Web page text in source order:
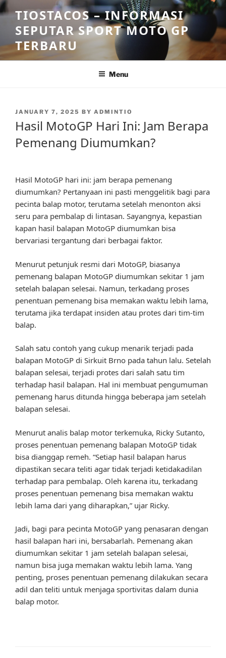
Skip
to
content
TIOSTACOS – INFORMASI
SEPUTAR SPORT MOTO GP
TERBARU
Menu
POSTED
JANUARY 7, 2025 BY ADMINTIO
Hasil MotoGP Hari Ini: Jam Berapa
Pemenang Diumumkan?
Hasil MotoGP hari ini: jam berapa pemenang
diumumkan? Pertanyaan ini pasti menggelitik bagi para
pecinta balap motor, terutama setelah menonton aksi
seru para pembalap di lintasan. Sayangnya, kepastian
kapan hasil balapan MotoGP diumumkan bisa
bervariasi tergantung dari berbagai faktor.
Menurut petunjuk resmi dari MotoGP, biasanya
pemenang balapan MotoGP diumumkan sekitar 1 jam
setelah balapan selesai. Namun, terkadang proses
penentuan pemenang bisa memakan waktu lebih lama,
terutama jika terdapat insiden atau protes dari tim-tim
balap.
Salah satu contoh yang cukup menarik terjadi pada
balapan MotoGP di Sirkuit Brno pada tahun lalu. Setelah
balapan selesai, terjadi protes dari salah satu tim
terhadap hasil balapan. Hal ini membuat pengumuman
pemenang harus ditunda hingga beberapa jam setelah
balapan selesai.
Menurut analis balap motor terkemuka, Ricky Sutanto,
proses penentuan pemenang balapan MotoGP tidak
bisa dianggap remeh. “Setiap hasil balapan harus
dipastikan secara teliti agar tidak terjadi ketidakadilan
terhadap para pembalap. Oleh karena itu, terkadang
proses penentuan pemenang bisa memakan waktu
lebih lama dari yang diharapkan,” ujar Ricky.
Jadi, bagi para pecinta MotoGP yang penasaran dengan
hasil balapan hari ini, bersabarlah. Pemenang akan
diumumkan sekitar 1 jam setelah balapan selesai,
namun bisa juga memakan waktu lebih lama. Yang
penting, proses penentuan pemenang dilakukan secara
adil dan teliti untuk menjaga sportivitas dalam dunia
balap motor.